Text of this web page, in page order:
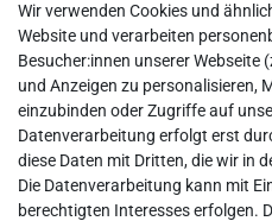
► Impressum
► Daten­schutz­erklärung
► AGB & Kundeninformation
► Barrierefreiheitserklärung
► Batterieentsorgung
► Kontakt
Mein
Wir verwenden Cookies und
Website und verarbeiten
Besucher:innen unserer Webseite
und Anzeigen zu personalisieren,
einzubinden oder Zugriffe auf
Datenverarbeitung erfolgt erst
diese Daten mit Dritten, die wir in
Die Datenverarbeitung kann mit
berechtigten Interesses erfolgen.